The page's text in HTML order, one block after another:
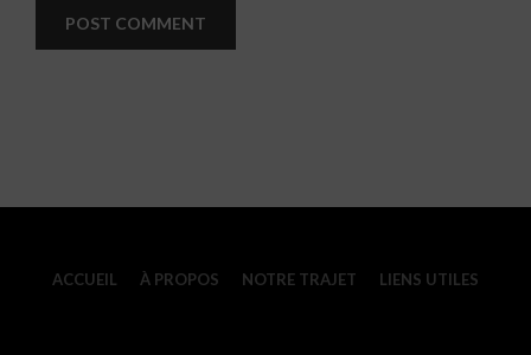
ACCUEIL À PROPOS NOTRE TRAJET LIENS UTILES